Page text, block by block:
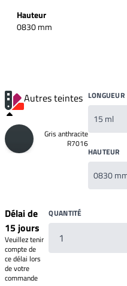
Hauteur
0830 mm
Autres teintes
Gris anthracite
R7016
LONGUEUR
HAUTEUR
Délai de
15 jours
Veuillez tenir
compte de
ce délai lors
de votre
commande
QUANTITÉ